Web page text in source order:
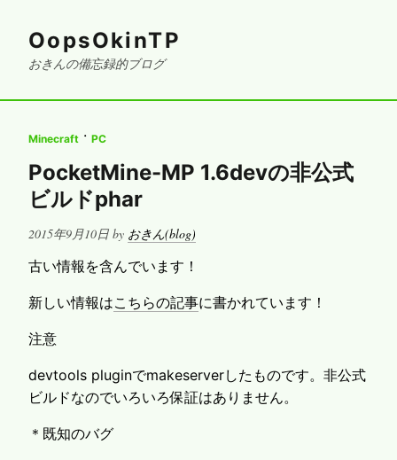
OopsOkinTP
おきんの備忘録的ブログ
Minecraft · PC
PocketMine-MP 1.6devの非公式
ビルドphar
Posted
2015年9月10日 by おきん(blog)
古い情報を含んでいます！
新しい情報はこちらの記事に書かれています！
注意
devtools pluginでmakeserverしたものです。非公式
ビルドなのでいろいろ保証はありません。
＊既知のバグ